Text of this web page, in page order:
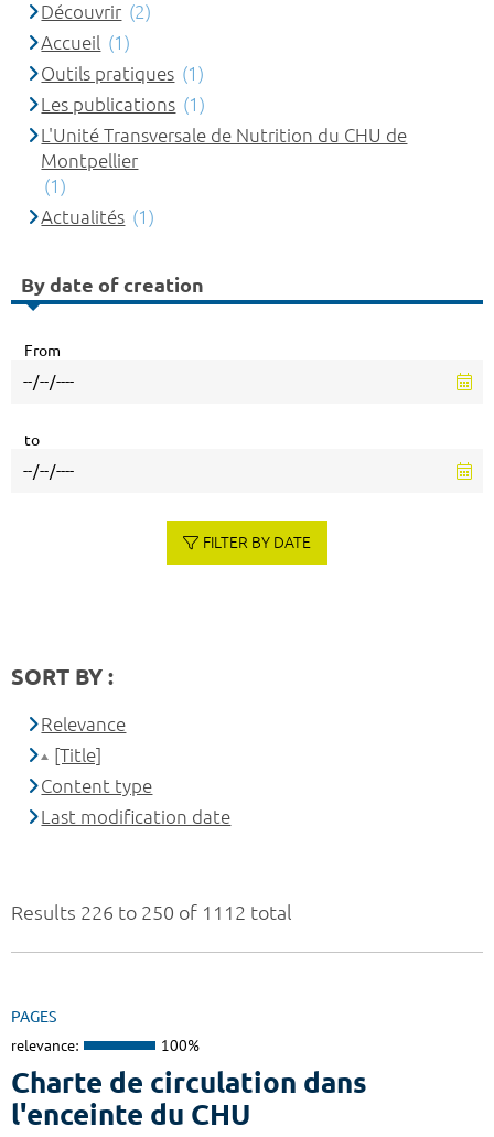
Results 226 to 250 of 1112 total
PAGES
relevance: 100%
Charte de circulation dans
l'enceinte du CHU
Découvrir (2)
Accueil (1)
Outils pratiques (1)
Les publications (1)
L'Unité Transversale de Nutrition du CHU de
Montpellier
(1)
Actualités (1)
By date of creation
From
to
FILTER BY DATE
SORT BY :
Relevance
[Title]
Content type
Last modification date